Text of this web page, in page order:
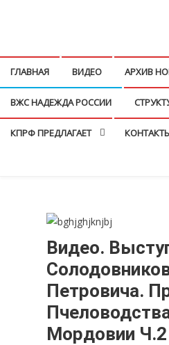
ГЛАВНАЯ ВИДЕО АРХИВ
ВЖС НАДЕЖДА РОССИИ
КПРФ ПРЕДЛАГАЕТ
Видео.
Петровича.
Мордовии Ч.2